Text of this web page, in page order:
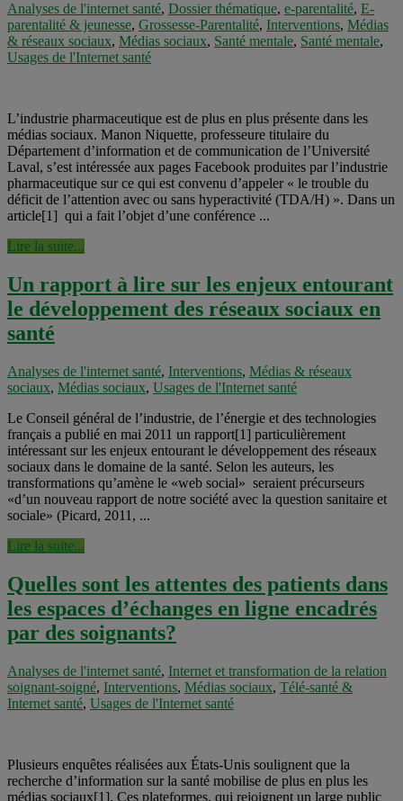
Analyses de l'internet santé, Dossier thématique, e-parentalité, E-
parentalité & jeunesse, Grossesse-Parentalité, Interventions, Médias
& réseaux sociaux, Médias sociaux, Santé mentale, Santé mentale,
Usages de l'Internet santé
L’industrie pharmaceutique est de plus en plus présente dans les
médias sociaux. Manon Niquette, professeure titulaire du
Département d’information et de communication de l’Université
Laval, s’est intéressée aux pages Facebook produites par l’industrie
pharmaceutique sur ce qui est convenu d’appeler « le trouble du
déficit de l’attention avec ou sans hyperactivité (TDA/H) ». Dans un
article[1] qui a fait l’objet d’une conférence ...
Lire la suite...
Un rapport à lire sur les enjeux entourant
le développement des réseaux sociaux en
santé
Analyses de l'internet santé, Interventions, Médias & réseaux
sociaux, Médias sociaux, Usages de l'Internet santé
Le Conseil général de l’industrie, de l’énergie et des technologies
français a publié en mai 2011 un rapport[1] particulièrement
intéressant sur les enjeux entourant le développement des réseaux
sociaux dans le domaine de la santé. Selon les auteurs, les
transformations qu’amène le «web social» seraient précurseurs
«d’un nouveau rapport de notre société avec la question sanitaire et
sociale» (Picard, 2011, ...
Lire la suite...
Quelles sont les attentes des patients dans
les espaces d’échanges en ligne encadrés
par des soignants?
Analyses de l'internet santé, Internet et transformation de la relation
soignant-soigné, Interventions, Médias sociaux, Télé-santé &
Internet santé, Usages de l'Internet santé
Plusieurs enquêtes réalisées aux États-Unis soulignent que la
recherche d’information sur la santé mobilise de plus en plus les
médias sociaux[1]. Ces plateformes, qui rejoignent un large public